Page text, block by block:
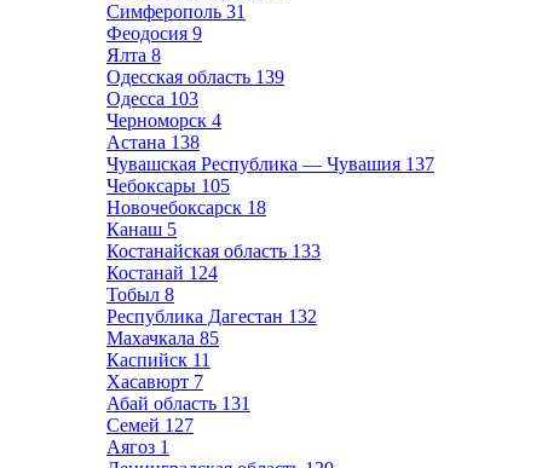
Симферополь 31
Феодосия 9
Ялта 8
Одесская область 139
Одесса 103
Черноморск 4
Астана 138
Чувашская Республика — Чувашия 137
Чебоксары 105
Новочебоксарск 18
Канаш 5
Костанайская область 133
Костанай 124
Тобыл 8
Республика Дагестан 132
Махачкала 85
Каспийск 11
Хасавюрт 7
Абай область 131
Семей 127
Аягоз 1